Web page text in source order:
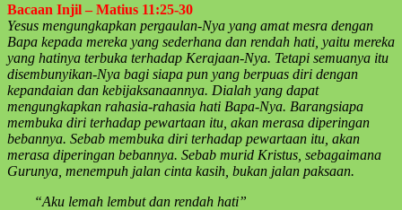
Bacaan Injil – Matius 11:25-30
Yesus mengungkapkan pergaulan-Nya yang amat mesra dengan
Bapa kepada mereka yang sederhana dan rendah hati, yaitu mereka
yang hatinya terbuka terhadap Kerajaan-Nya. Tetapi semuanya itu
disembunyikan-Nya bagi siapa pun yang berpuas diri dengan
kepandaian dan kebijaksanaannya. Dialah yang dapat
mengungkapkan rahasia-rahasia hati Bapa-Nya. Barangsiapa
membuka diri terhadap pewartaan itu, akan merasa diperingan
bebannya. Sebab membuka diri terhadap pewartaan itu, akan
merasa diperingan bebannya. Sebab murid Kristus, sebagaimana
Gurunya, menempuh jalan cinta kasih, bukan jalan paksaan.
“Aku lemah lembut dan rendah hati”